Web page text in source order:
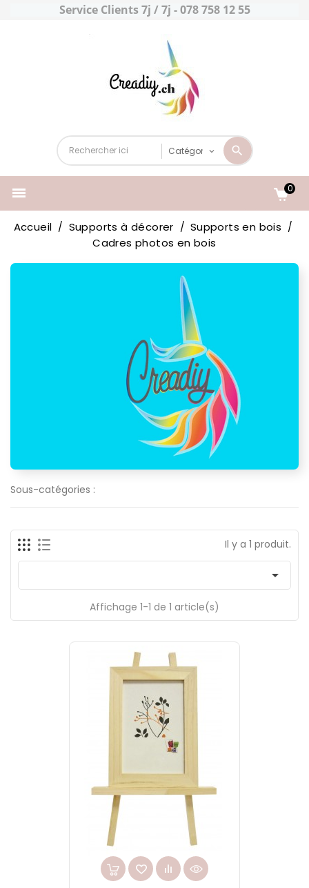
Service Clients 7j / 7j - 078 758 12 55
 0
Accueil Supports à décorer
Supports en bois
Cadres photos en bois
Sous-catégories :
Il y a 1 produit.

Affichage 1-1 de 1 article(s)